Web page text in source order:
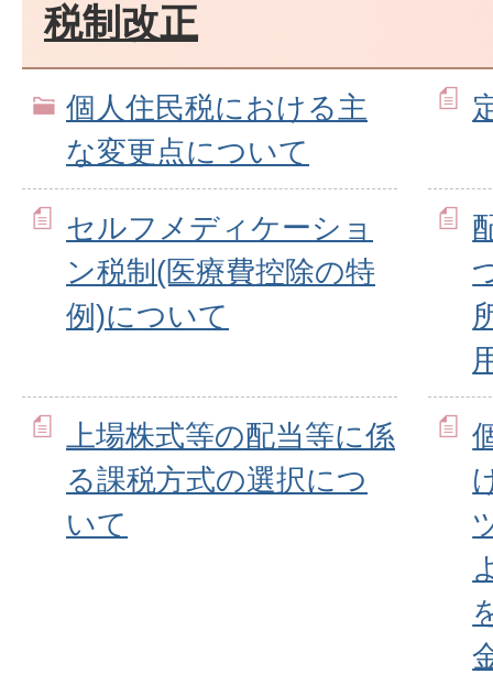
税制改正
個人住民税における主
な変更点について
セルフメディケーショ
ン税制(医療費控除の特
例)について
上場株式等の配当等に係
る課税方式の選択につ
いて